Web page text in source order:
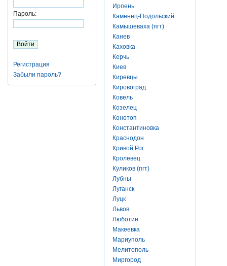
Пароль:
Регистрация
Забыли пароль?
Ирпень
Каменец-Подольский
Камышеваха (пгт)
Канев
Каховка
Керчь
Киев
Киревцы
Кировоград
Ковель
Козелец
Конотоп
Константиновка
Краснодон
Кривой Рог
Кролевец
Куликов (пгт)
Лубны
Луганск
Луцк
Львов
Люботин
Макеевка
Мариуполь
Мелитополь
Миргород